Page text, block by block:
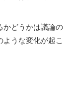
かどうかは議論の
うな変化が起こ